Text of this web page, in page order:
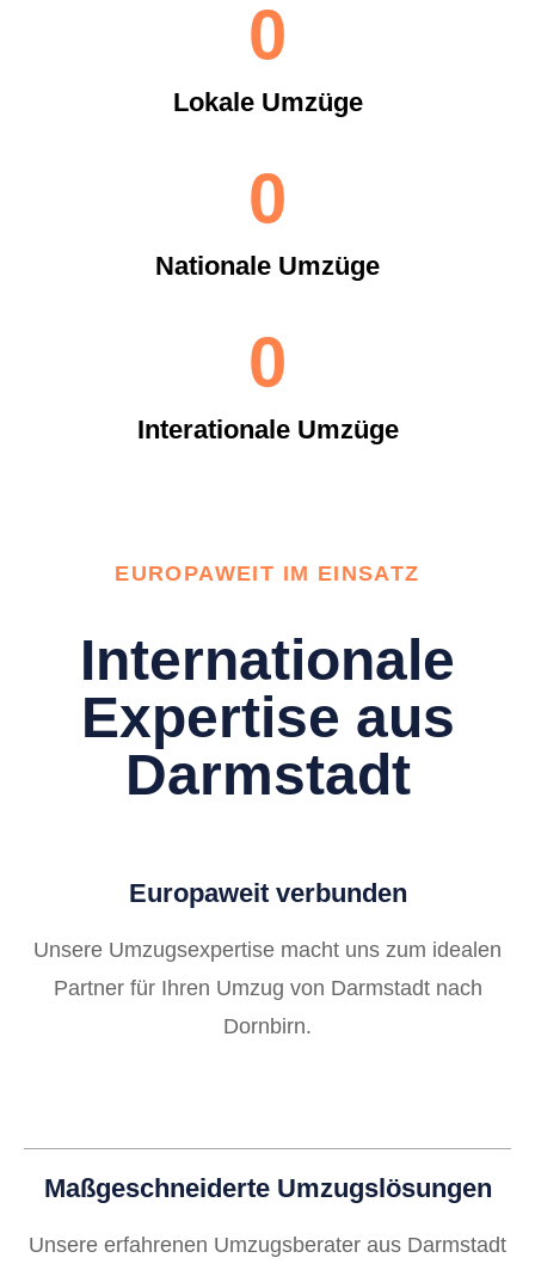
Lokale Umzüge
0
Nationale Umzüge
0
Interationale Umzüge
0
EUROPAWEIT IM EINSATZ
Internationale
Expertise aus
Darmstadt
Europaweit verbunden
Unsere Umzugsexpertise macht uns zum idealen
Partner für Ihren Umzug von Darmstadt nach
Dornbirn.
Maßgeschneiderte Umzugslösungen
Unsere erfahrenen Umzugsberater aus Darmstadt